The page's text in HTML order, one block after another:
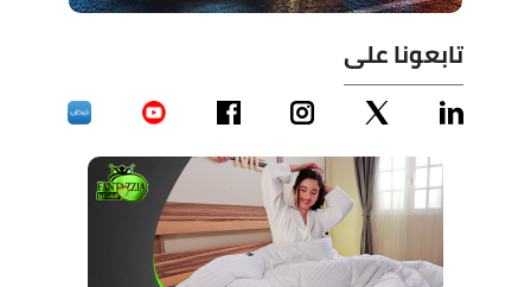
تابعونا على